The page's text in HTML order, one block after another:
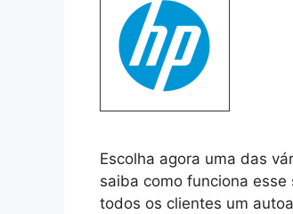
Escolha agora uma das
saiba como funciona
todos os clientes um